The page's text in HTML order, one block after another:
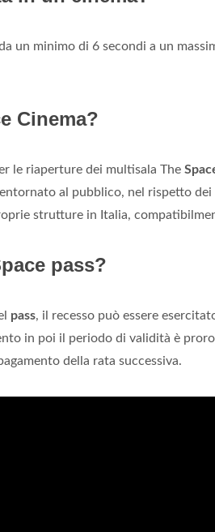
un minimo di 6 secondi a un
Cinema?
le riaperture dei multisala The
al pubblico, nel rispetto dei
strutture in Italia,
pass?
pass, il recesso può essere
in poi il periodo di validità è
della rata successiva.